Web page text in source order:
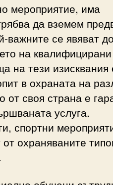
мероприятие, има
да вземем
важните се явяват
на
на тези изисквания
в охраната на
своя страна е
услуга.
спортни
охраняваните